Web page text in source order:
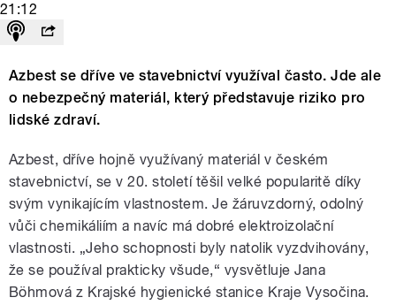
21:12
Azbest se dříve ve stavebnictví využíval často. Jde ale
o nebezpečný materiál, který představuje riziko pro
lidské zdraví.
Azbest, dříve hojně využívaný materiál v českém
stavebnictví, se v 20. století těšil velké popularitě díky
svým vynikajícím vlastnostem. Je žáruvzdorný, odolný
vůči chemikáliím a navíc má dobré elektroizolační
vlastnosti. „Jeho schopnosti byly natolik vyzdvihovány,
že se používal prakticky všude,“ vysvětluje Jana
Böhmová z Krajské hygienické stanice Kraje Vysočina.